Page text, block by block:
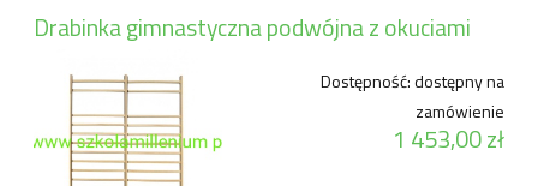
Drabinka gimnastyczna podwójna z okuciami
Dostępność:dostępny na
zamówienie
1 453,00 zł